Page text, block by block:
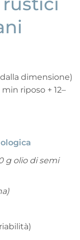
dimensione)
riposo + 12–
g olio di semi